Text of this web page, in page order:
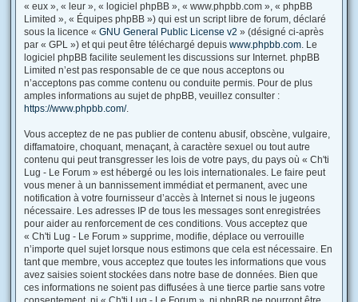
« eux », « leur », « logiciel phpBB », « www.phpbb.com », « phpBB
Limited », « Équipes phpBB ») qui est un script libre de forum, déclaré
sous la licence « GNU General Public License v2 » (désigné ci-après
par « GPL ») et qui peut être téléchargé depuis www.phpbb.com. Le
logiciel phpBB facilite seulement les discussions sur Internet. phpBB
Limited n’est pas responsable de ce que nous acceptons ou
n’acceptons pas comme contenu ou conduite permis. Pour de plus
amples informations au sujet de phpBB, veuillez consulter :
https://www.phpbb.com/.
Vous acceptez de ne pas publier de contenu abusif, obscène, vulgaire,
diffamatoire, choquant, menaçant, à caractère sexuel ou tout autre
contenu qui peut transgresser les lois de votre pays, du pays où « Ch'ti
Lug - Le Forum » est hébergé ou les lois internationales. Le faire peut
vous mener à un bannissement immédiat et permanent, avec une
notification à votre fournisseur d’accès à Internet si nous le jugeons
nécessaire. Les adresses IP de tous les messages sont enregistrées
pour aider au renforcement de ces conditions. Vous acceptez que
« Ch'ti Lug - Le Forum » supprime, modifie, déplace ou verrouille
n’importe quel sujet lorsque nous estimons que cela est nécessaire. En
tant que membre, vous acceptez que toutes les informations que vous
avez saisies soient stockées dans notre base de données. Bien que
ces informations ne soient pas diffusées à une tierce partie sans votre